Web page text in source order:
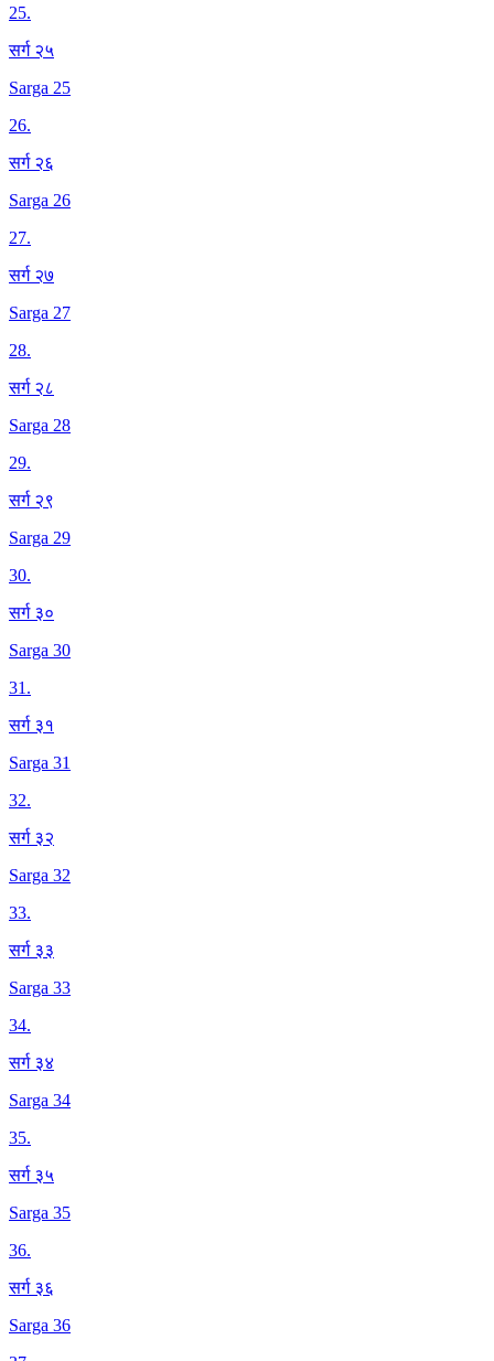
25.
सर्ग २५
Sarga 25
26.
सर्ग २६
Sarga 26
27.
सर्ग २७
Sarga 27
28.
सर्ग २८
Sarga 28
29.
सर्ग २९
Sarga 29
30.
सर्ग ३०
Sarga 30
31.
सर्ग ३१
Sarga 31
32.
सर्ग ३२
Sarga 32
33.
सर्ग ३३
Sarga 33
34.
सर्ग ३४
Sarga 34
35.
सर्ग ३५
Sarga 35
36.
सर्ग ३६
Sarga 36